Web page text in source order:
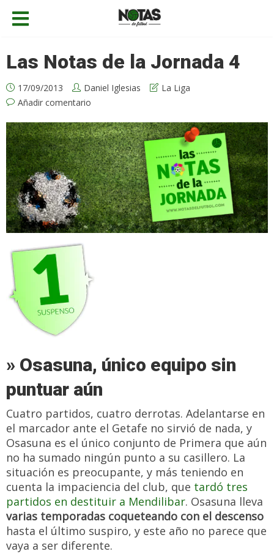
Las Notas de la Jornada 4
17/09/2013 Daniel Iglesias
La Liga
Añadir comentario
» Osasuna, único equipo sin
puntuar aún
Cuatro partidos, cuatro derrotas. Adelantarse en
el marcador ante el Getafe no sirvió de nada, y
Osasuna es el único conjunto de Primera que aún
no ha sumado ningún punto a su casillero. La
situación es preocupante, y más teniendo en
cuenta la impaciencia del club, que tardó tres
partidos en destituir a Mendilibar. Osasuna lleva
varias temporadas coqueteando con el descenso
hasta el último suspiro, y este año no parece que
vaya a ser diferente.